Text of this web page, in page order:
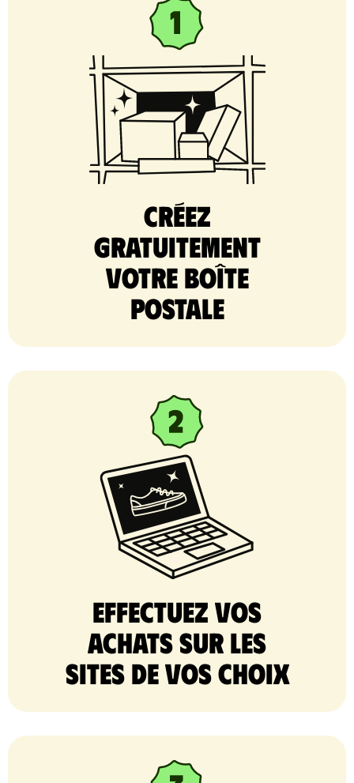
Créez
gratuitement
votre Boîte
postale
Effectuez vos
achats sur les
sites de vos choix